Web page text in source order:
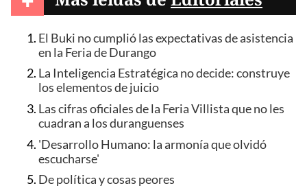
El Buki no cumplió las expectativas de asistencia
en la Feria de Durango
La Inteligencia Estratégica no decide: construye
los elementos de juicio
Las cifras oficiales de la Feria Villista que no les
cuadran a los duranguenses
'Desarrollo Humano: la armonía que olvidó
escucharse'
De política y cosas peores